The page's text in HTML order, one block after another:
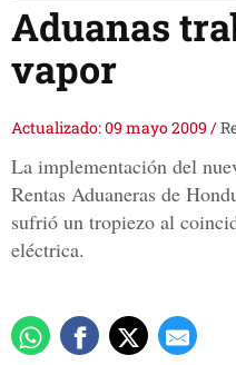
Aduanas
vapor
Actualizado: 09 mayo 2009 /
La implementación del
Rentas Aduaneras de
sufrió un tropiezo al
eléctrica.